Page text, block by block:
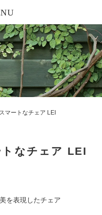
マートなチェア LEI
なチェア LEI
を表現したチェア